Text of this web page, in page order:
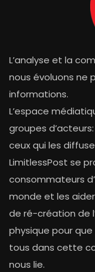
L’analyse et la
nous évoluons ne
informations.
L’espace
groupes
ceux qui les
LimitlessPost se
consommateurs
monde et les
de ré-création de
physique pour
tous dans cette
nous lie.